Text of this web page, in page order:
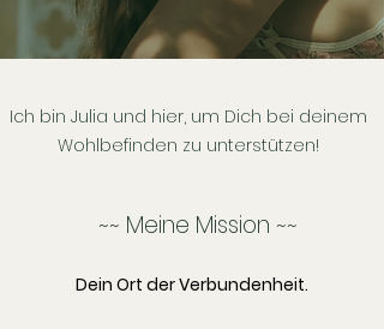
Ich bin Julia und hier, um Dich bei deinem
Wohlbefinden zu unterstützen!
~~ Meine Mission ~~
Dein Ort der Verbundenheit.